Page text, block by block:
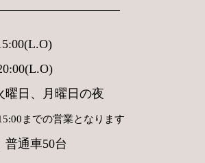
曜日、月曜日の夜
までの営業となります
普通車50台